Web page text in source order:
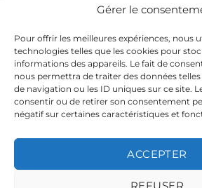
Gérer le
Pour offrir les meilleures expériences, nous
technologies telles que les cookies pour
informations des appareils. Le fait de
nous permettra de traiter des données
de navigation ou les ID uniques sur ce site.
consentir ou de retirer son consentement
négatif sur certaines caractéristiques et
ACCEPTER
Politique de Confidentialité
Politique de Cookies